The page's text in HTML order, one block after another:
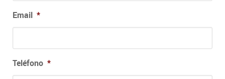
Email *
Teléfono *